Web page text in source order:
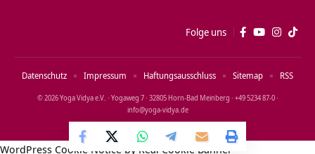
Folge uns
© 2026 Yoga Vidya e.V. · Yogaweg 7 · 32805 Horn‑Bad Meinberg · +49 5234 87‑0 ·
info@yoga‑vidya.de
Datenschutz Impressum Haftungsausschluss Sitemap RSS
WordPress Cookie Notice by Real Cookie Banner